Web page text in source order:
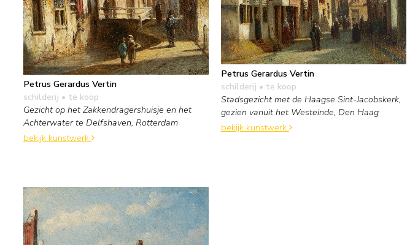
Petrus Gerardus Vertin
schilderij • te koop
Gezicht op het Zakkendragershuisje en het
Achterwater te Delfshaven, Rotterdam
bekijk kunstwerk
Petrus Gerardus Vertin
schilderij • te koop
Stadsgezicht met de Haagse Sint-Jacobskerk,
gezien vanuit het Westeinde, Den Haag
bekijk kunstwerk